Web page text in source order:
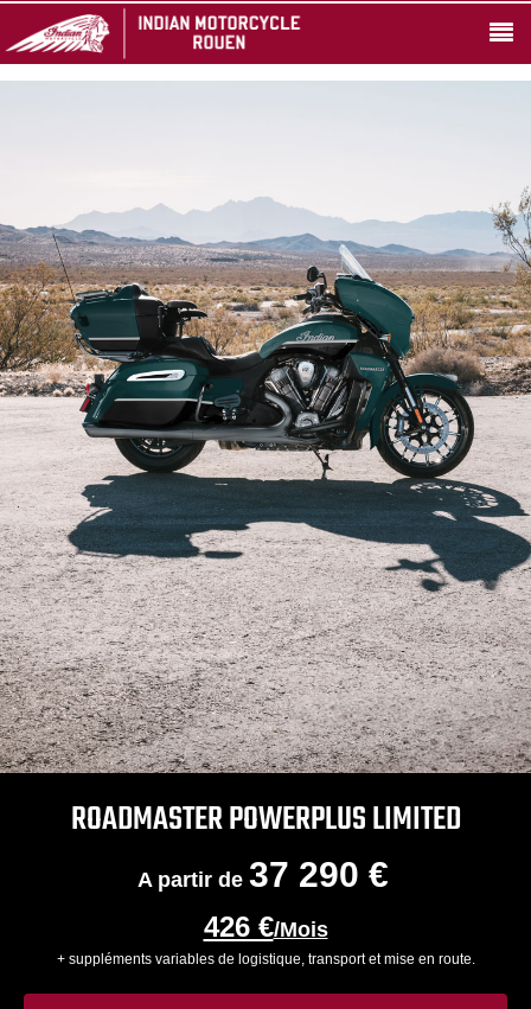
ROADMASTER POWERPLUS LIMITED
A partir de 37 290 €
426 €/Mois
+ suppléments variables de logistique, transport et mise en route.